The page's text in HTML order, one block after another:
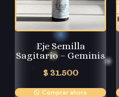
Eje Semilla
Sagitario – Geminis
$ 31.500
Comprar ahora